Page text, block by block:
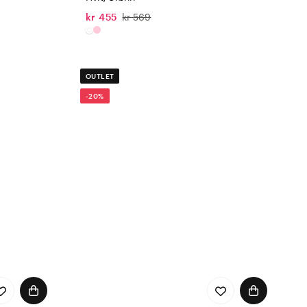
kr 455 kr 569
OUTLET
-20%